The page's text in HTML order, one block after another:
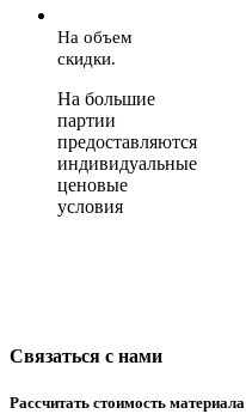
На объем
скидки.
На большие
партии
предоставляются
индивидуальные
ценовые
условия
Связаться с нами
Рассчитать стоимость материала